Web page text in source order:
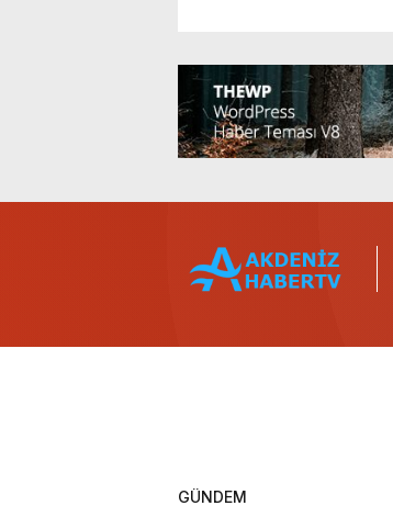
GÜNDEM